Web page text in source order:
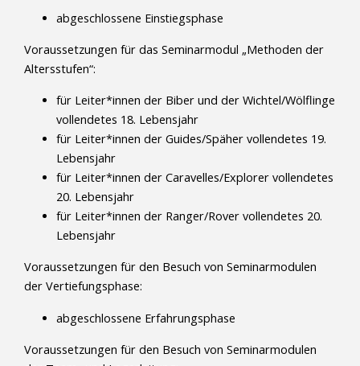
abgeschlossene Einstiegsphase
Voraussetzungen für das Seminarmodul „Methoden der
Altersstufen“:
für Leiter*innen der Biber und der Wichtel/Wölflinge
vollendetes 18. Lebensjahr
für Leiter*innen der Guides/Späher vollendetes 19.
Lebensjahr
für Leiter*innen der Caravelles/Explorer vollendetes
20. Lebensjahr
für Leiter*innen der Ranger/Rover vollendetes 20.
Lebensjahr
Voraussetzungen für den Besuch von Seminarmodulen
der Vertiefungsphase:
abgeschlossene Erfahrungsphase
Voraussetzungen für den Besuch von Seminarmodulen